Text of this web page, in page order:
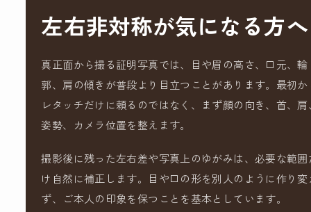
左右非対称が気になる方へ
真正面から撮る証明写真では、目や眉の高さ、口元、輪
郭、肩の傾きが普段より目立つことがあります。最初か
レタッチだけに頼るのではなく、まず顔の向き、首、肩
姿勢、カメラ位置を整えます。
撮影後に残った左右差や写真上のゆがみは、必要な範囲
け自然に補正します。目や口の形を別人のように作り変
ず、ご本人の印象を保つことを基本としています。